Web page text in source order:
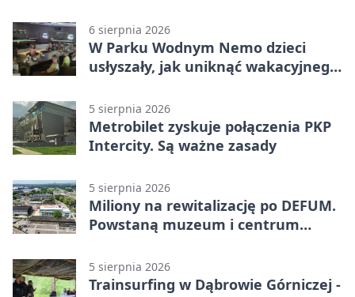
6 sierpnia 2026
W Parku Wodnym Nemo dzieci
usłyszały, jak uniknąć wakacyjnego
5 sierpnia 2026
Metrobilet zyskuje połączenia PKP
Intercity. Są ważne zasady
5 sierpnia 2026
Miliony na rewitalizację po DEFUM.
Powstaną muzeum i centrum
5 sierpnia 2026
Trainsurfing w Dąbrowie Górniczej -